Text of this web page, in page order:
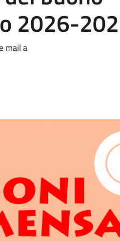
2026-
mail a